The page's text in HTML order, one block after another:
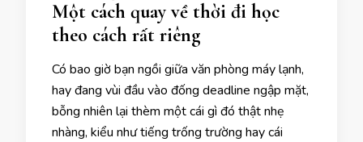
Một cách quay về thời đi học
theo cách rất riêng
Có bao giờ bạn ngồi giữa văn phòng máy lạnh,
hay đang vùi đầu vào đống deadline ngập mặt,
bỗng nhiên lại thèm một cái gì đó thật nhẹ
nhàng, kiểu như tiếng trống trường hay cái